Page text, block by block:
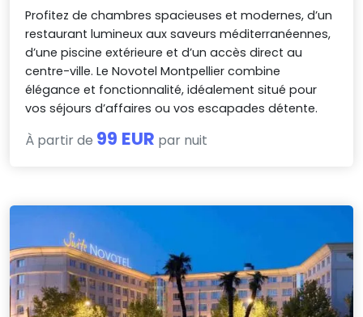
Profitez de chambres spacieuses et modernes, d’un
restaurant lumineux aux saveurs méditerranéennes,
d’une piscine extérieure et d’un accès direct au
centre-ville. Le Novotel Montpellier combine
élégance et fonctionnalité, idéalement situé pour
vos séjours d’affaires ou vos escapades détente.
À partir de 99 EUR par nuit